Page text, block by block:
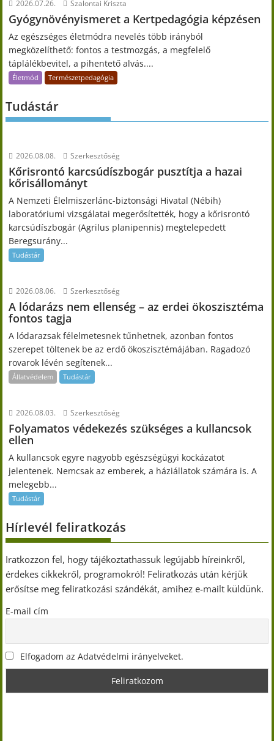
2026.07.26. Szalontai Kriszta
Gyógynövényismeret a Kertpedagógia képzésen
Az egészséges életmódra nevelés több irányból
megközelíthető: fontos a testmozgás, a megfelelő
táplálékbevitel, a pihentető alvás....
Életmód Természetpedagógia
Tudástár
2026.08.08. Szerkesztőség
Kőrisrontó karcsúdíszbogár pusztítja a hazai
kőrisállományt
A Nemzeti Élelmiszerlánc-biztonsági Hivatal (Nébih)
laboratóriumi vizsgálatai megerősítették, hogy a kőrisrontó
karcsúdíszbogár (Agrilus planipennis) megtelepedett
Beregsurány...
Tudástár
2026.08.06. Szerkesztőség
A lódarázs nem ellenség – az erdei ökoszisztéma
fontos tagja
A lódarazsak félelmetesnek tűnhetnek, azonban fontos
szerepet töltenek be az erdő ökoszisztémájában. Ragadozó
rovarok lévén segítenek...
Állatvédelem Tudástár
2026.08.03. Szerkesztőség
Folyamatos védekezés szükséges a kullancsok
ellen
A kullancsok egyre nagyobb egészségügyi kockázatot
jelentenek. Nemcsak az emberek, a háziállatok számára is. A
melegebb...
Tudástár
Hírlevél feliratkozás
Iratkozzon fel, hogy tájékoztathassuk legújabb híreinkről,
érdekes cikkekről, programokról! Feliratkozás után kérjük
erősítse meg feliratkozási szándékát, amihez e-mailt küldünk.
E-mail cím
Elfogadom az Adatvédelmi irányelveket.